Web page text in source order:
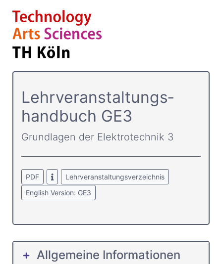
Lehrver­anstaltungs­
handbuch GE3
Grundlagen der Elektrotechnik 3
PDF
Lehrveranstaltungsverzeichnis
English Version: GE3
Allgemeine Informationen